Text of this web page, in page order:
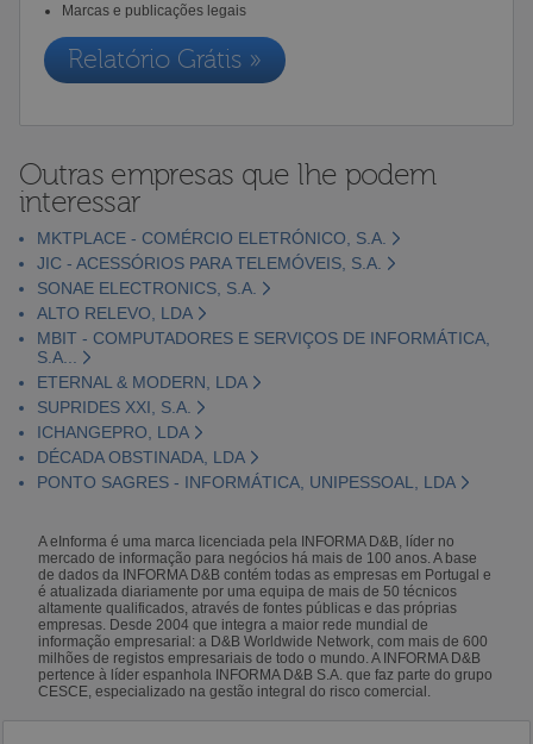
Marcas e publicações legais
Relatório Grátis »
Outras empresas que lhe podem
interessar
MKTPLACE - COMÉRCIO ELETRÓNICO, S.A.
JIC - ACESSÓRIOS PARA TELEMÓVEIS, S.A.
SONAE ELECTRONICS, S.A.
ALTO RELEVO, LDA
MBIT - COMPUTADORES E SERVIÇOS DE INFORMÁTICA,
S.A...
ETERNAL & MODERN, LDA
SUPRIDES XXI, S.A.
ICHANGEPRO, LDA
DÉCADA OBSTINADA, LDA
PONTO SAGRES - INFORMÁTICA, UNIPESSOAL, LDA
A eInforma é uma marca licenciada pela INFORMA D&B, líder no
mercado de informação para negócios há mais de 100 anos. A base
de dados da INFORMA D&B contém todas as empresas em Portugal e
é atualizada diariamente por uma equipa de mais de 50 técnicos
altamente qualificados, através de fontes públicas e das próprias
empresas. Desde 2004 que integra a maior rede mundial de
informação empresarial: a D&B Worldwide Network, com mais de 600
milhões de registos empresariais de todo o mundo. A INFORMA D&B
pertence à líder espanhola INFORMA D&B S.A. que faz parte do grupo
CESCE, especializado na gestão integral do risco comercial.